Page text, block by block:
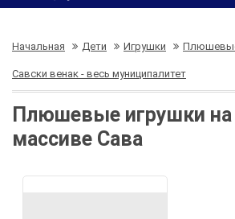
Начальная Дети Игрушки
Савски венак - весь муниципалитет
Плюшевые игрушки на
массиве Сава